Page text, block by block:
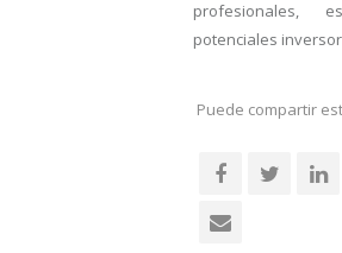
profesionales,
potenciales
Puede compartir